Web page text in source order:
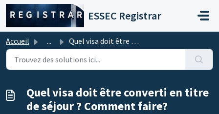
Passer au contenu principal
ESSEC Registrar
Accueil ... Quel visa doit être converti en titre de séjour ? Comment...
Quel visa doit être converti en titre
de séjour ? Comment faire?